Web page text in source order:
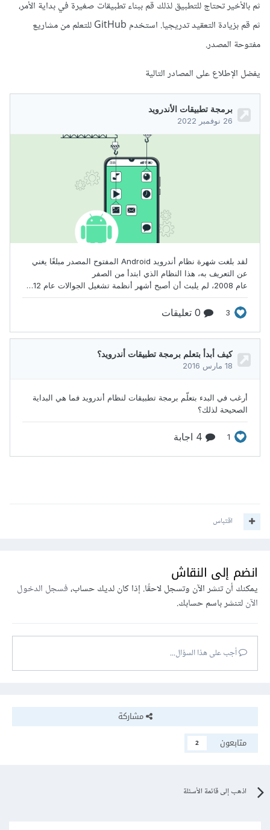
ثم بالأخير تحتاج للتطبيق لذلك قم ببناء تطبيقات صغيرة في بداية الأمر،
ثم قم بزيادة التعقيد تدريجيا. استخدم GitHub للتعلم من مشاريع
مفتوحة المصدر.
يفضل الإطلاع على المصادر التالية
اقتباس
انضم إلى النقاش
يمكنك أن تنشر الآن وتسجل لاحقًا. إذا كان لديك حساب،فسجل الدخول
الآنلتنشر باسم حسابك.
أجب على هذا السؤال...
مشاركة
متابعون
2
اذهب إلى قائمة الأسئلة